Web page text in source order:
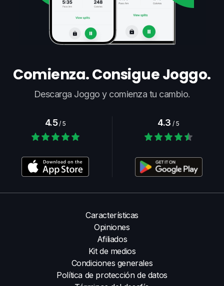
Comienza. Consigue Joggo.
Descarga Joggo y comienza tu cambio.
4.5/ 5 4.3 / 5
Características
Opiniones
Afiliados
Kit de medios
Condiciones generales
Política de protección de datos